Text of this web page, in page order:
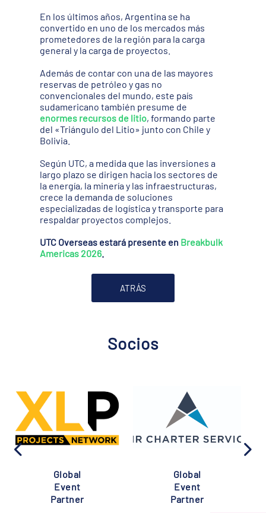
En los últimos años, Argentina se ha
convertido en uno de los mercados más
prometedores de la región para la carga
general y la carga de proyectos.
Además de contar con una de las mayores
reservas de petróleo y gas no
convencionales del mundo, este país
sudamericano también presume de
enormes recursos de litio, formando parte
del «Triángulo del Litio» junto con Chile y
Bolivia.
Según UTC, a medida que las inversiones a
largo plazo se dirigen hacia los sectores de
la energía, la minería y las infraestructuras,
crece la demanda de soluciones
especializadas de logística y transporte para
respaldar proyectos complejos.
UTC Overseas estará presente en Breakbulk
Americas 2026.
ATRÁS
Socios
Global
Event
Partner
Global
Event
Partner